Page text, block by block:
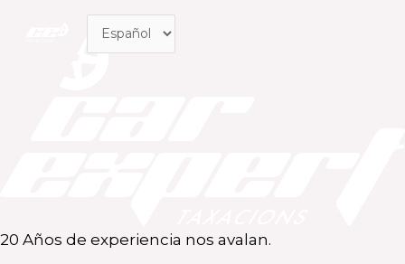
20 Años de experiencia nos avalan.